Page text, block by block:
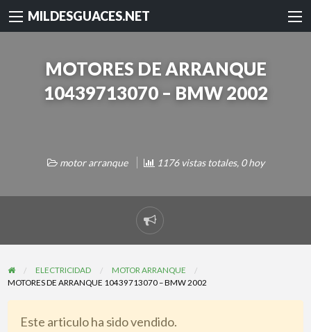
MILDESGUACES.NET
MOTORES DE ARRANQUE
10439713070 – BMW 2002
motor arranque 1176 vistas totales, 0 hoy
Reportar
problema
ELECTRICIDAD
MOTOR ARRANQUE
MOTORES DE ARRANQUE 10439713070 – BMW 2002
Este articulo ha sido vendido.